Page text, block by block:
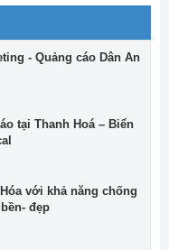
- Quảng cáo Dân An
tại Thanh Hoá – Biển
với khả năng chống
đẹp